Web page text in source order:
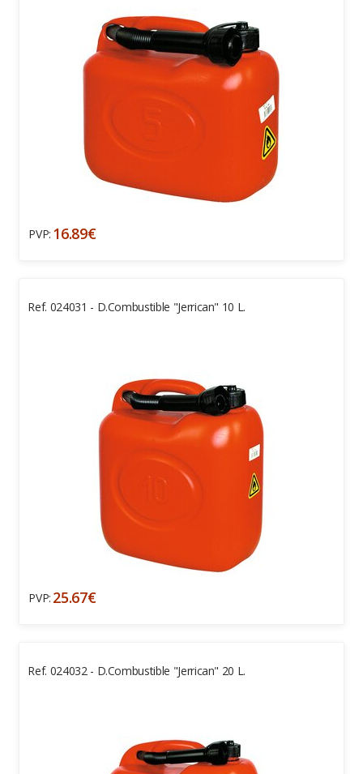
PVP: 16.89€
Ref. 024031 - D.combustible "Jerrican" 10 L.
PVP: 25.67€
Ref. 024032 - D.combustible "Jerrican" 20 L.